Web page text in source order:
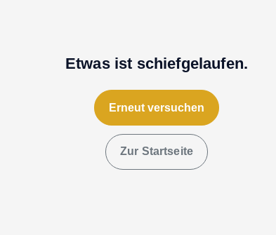
Etwas ist schiefgelaufen.
Erneut versuchen
Zur Startseite